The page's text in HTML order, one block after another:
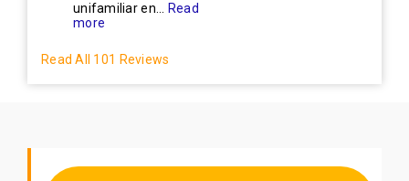
unifamiliar en...
Read
more
Read All 101 Reviews